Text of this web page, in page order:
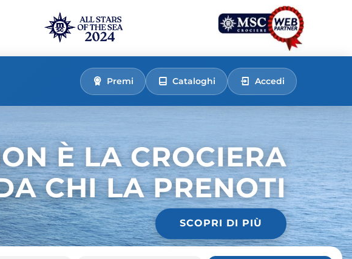
Premi Cataloghi Accedi
È LA CROCIERA
CHI LA PRENOTI
SCOPRI DI PIÙ